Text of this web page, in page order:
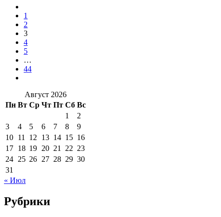
1
2
3
4
5
…
44
Август 2026
Пн Вт Ср Чт Пт Сб Вс
1
2
3
4 5 6 7 8
9
10 11 12 13 14 15 16
17 18 19 20 21 22 23
24 25 26 27 28 29 30
31
« Июл
Рубрики